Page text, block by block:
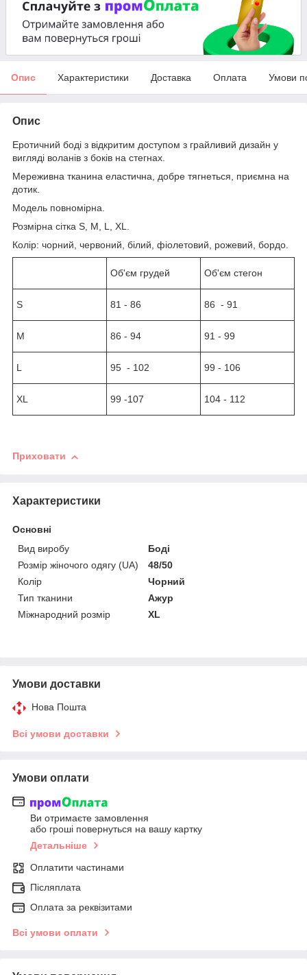
Опис Характеристики Доставка Оплата Умови
Опис
Еротичний боді з відкритим доступом з грайливий дизайн у
вигляді воланів з боків на стегнах.
Мереживна тканина еластична, добре тягнеться, приємна на
дотик.
Модель повномірна.
Розмірна сітка S, M, L, XL.
Колір: чорний, червоний, білий, фіолетовий, рожевий, бордо.
Об'єм грудей Об'єм стегон
S 81 - 86 86 - 91
М 86 - 94 91 - 99
L 95 - 102 99 - 106
XL 99 -107 104 - 112
Приховати
Характеристики
Основні
Вид виробу
Боді
Розмір жіночого одягу (UA)
48/50
Колір
Чорний
Тип тканини
Ажур
Міжнародний розмір
XL
Умови доставки
Нова Пошта
Всі умови доставки
Умови оплати
Ви отримаєте замовлення
або гроші повернуться на вашу картку
Детальніше
Оплатити частинами
Післяплата
Оплата за реквізитами
Всі умови оплати